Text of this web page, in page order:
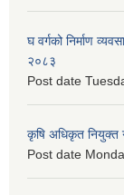
घ वर्गको निर्माण
२०८३
Post date
कृषि अधिकृत नियुक्त
Post date